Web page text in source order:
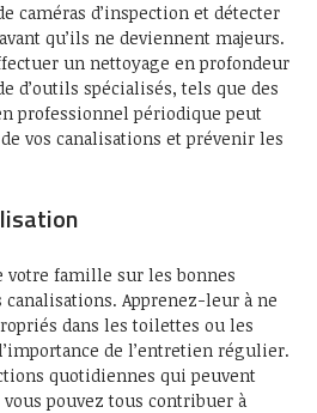
caméras d’inspection et détecter
qu’ils ne deviennent majeurs.
un nettoyage en profondeur
d’outils spécialisés, tels que des
professionnel périodique peut
vos canalisations et prévenir les
famille sur les bonnes
Apprenez-leur à ne
dans les toilettes ou les
de l’entretien régulier.
quotidiennes qui peuvent
pouvez tous contribuer à